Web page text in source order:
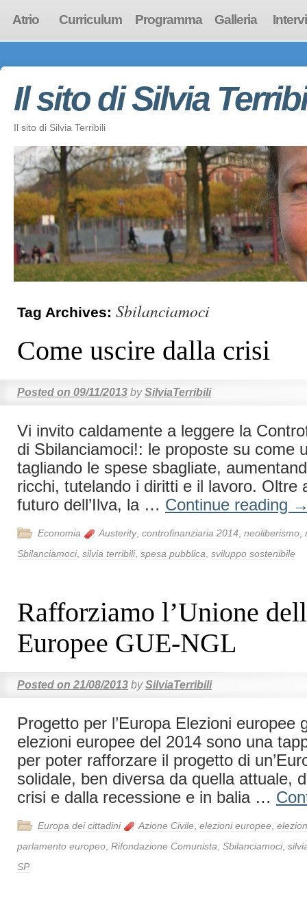
Atrio Curriculum Programma Galleria
Il sito di Silvia
Il sito di Silvia Terribili
Tag Archives: Sbilanciamoci
Come uscire dalla crisi
Posted on 09/11/2013 by SilviaTerribili
Vi invito caldamente a leggere la
di Sbilanciamoci!: le proposte su come
tagliando le spese sbagliate,
ricchi, tutelando i diritti e il lavoro. Oltre
futuro dell’Ilva, la … Continue reading
Economia Austerity, controfinanziaria 2014 neoliberismo
Sbilanciamoci, silvia terribili, spesa pubblica sviluppo sostenibile
Rafforziamo l’Unione
Europee GUE-NGL
Posted on 21/08/2013 by SilviaTerribili
Progetto per l’Europa Elezioni europee
elezioni europee del 2014 sono una
per poter rafforzare il progetto di
solidale, ben diversa da quella attuale,
crisi e dalla recessione e in balia …
Europa dei cittadini Azione Civile elezioni europee
parlamento europeo Rifondazione Comunista Sbilanciamoci,
SP